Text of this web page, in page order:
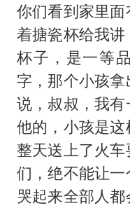
你们看到家里
着搪瓷杯给我
杯子，是一等
字，那个小孩
说，叔叔，我
他的，小孩是
整天送上了火
们，绝不能让
哭起来全部人